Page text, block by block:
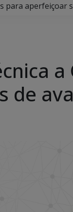
para aperfeiçoar
de